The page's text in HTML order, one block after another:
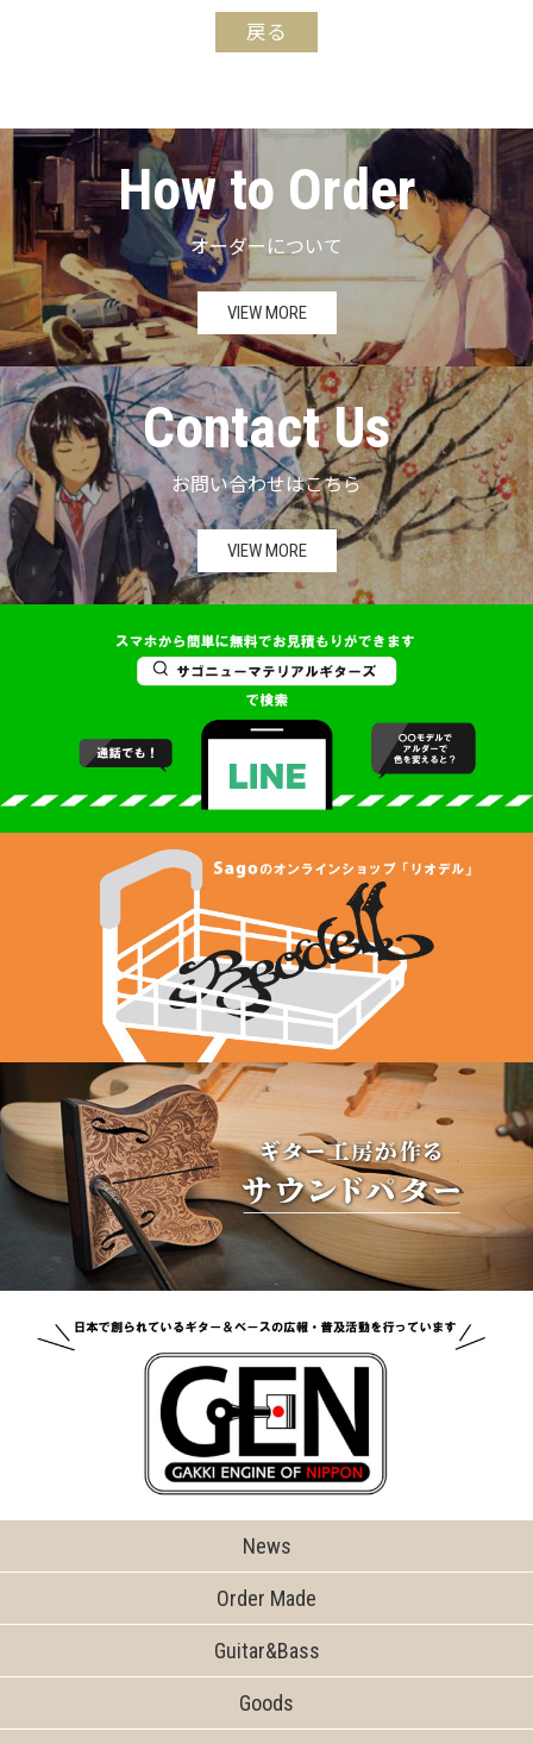
戻る
How to Order
オーダーについて
VIEW MORE
Contact Us
お問い合わせはこちら
VIEW MORE
News
Order Made
Guitar&Bass
Goods